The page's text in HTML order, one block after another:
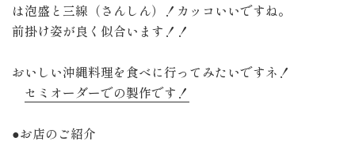
は泡盛と三線（さんしん）！カッコいいですね。
前掛け姿が良く似合います！！
おいしい沖縄料理を食べに行ってみたいですネ！
セミオーダーでの製作です！
●お店のご紹介